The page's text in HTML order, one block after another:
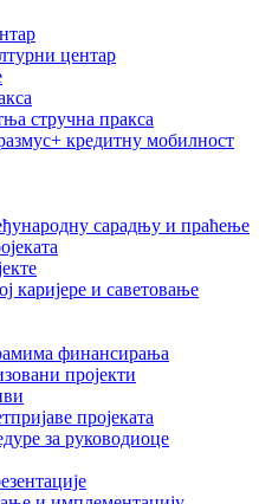
центар
стручна пракса
кредитну мобилност
сарадњу и праћење
каријере и саветовање
финансирања
пројекти
пројеката
за руководиоце